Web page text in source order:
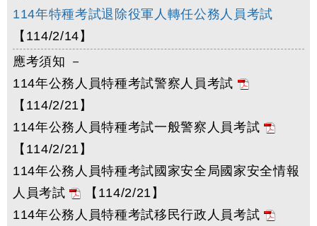
114年特種考試退除役軍人轉任公務人員考試
【114/2/14】
應考須知 －
114年公務人員特種考試警察人員考試
【114/2/21】
114年公務人員特種考試一般警察人員考試
【114/2/21】
114年公務人員特種考試國家安全局國家安全情報
人員考試
【114/2/21】
114年公務人員特種考試移民行政人員考試